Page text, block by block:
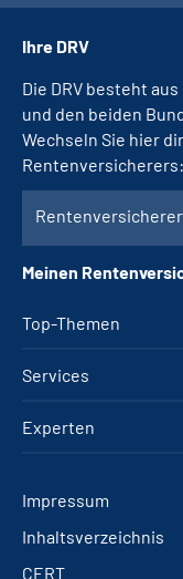
Top-Themen
Services
Experten
Ihre DRV
Die DRV besteht
und den beiden
Wechseln Sie hier
Rentenversicherers:
Meinen
Impressum
Inhaltsverzeichnis
CERT